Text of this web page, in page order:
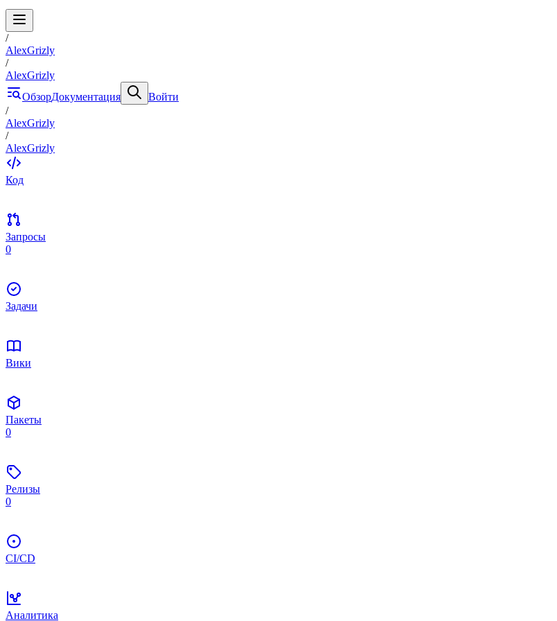
/
AlexGrizly
/
AlexGrizly
ОбзорДокументация
Войти
/
AlexGrizly
/
AlexGrizly
Код
Запросы
0
Задачи
Вики
Пакеты
0
Релизы
0
CI/CD
Аналитика